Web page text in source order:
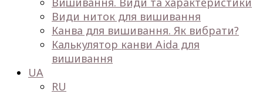
Види ниток для вишивання
Канва для вишивання. Як вибрати?
Калькулятор канви Aida для
вишивання
UA
RU